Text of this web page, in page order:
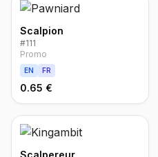
Scalpion
#111
Promo
EN FR
0.65 €
Scalpereur